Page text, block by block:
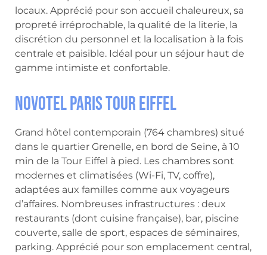
locaux. Apprécié pour son accueil chaleureux, sa
propreté irréprochable, la qualité de la literie, la
discrétion du personnel et la localisation à la fois
centrale et paisible. Idéal pour un séjour haut de
gamme intimiste et confortable.
Novotel Paris Tour Eiffel
Grand hôtel contemporain (764 chambres) situé
dans le quartier Grenelle, en bord de Seine, à 10
min de la Tour Eiffel à pied. Les chambres sont
modernes et climatisées (Wi-Fi, TV, coffre),
adaptées aux familles comme aux voyageurs
d’affaires. Nombreuses infrastructures : deux
restaurants (dont cuisine française), bar, piscine
couverte, salle de sport, espaces de séminaires,
parking. Apprécié pour son emplacement central,